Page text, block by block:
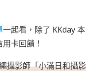
一起看，除了 KKday 本
卡回饋！
攝影師「小滿日和攝影